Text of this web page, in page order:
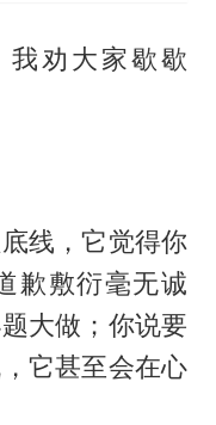
我劝大家歇歇
线，它觉得你
歉敷衍毫无诚
大做；你说要
它甚至会在心